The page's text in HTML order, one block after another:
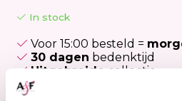
In stock
Voor 15:00 besteld =
30 dagen bedenktijd
Uitgebreide collectie
Gratis verzending
vanaf